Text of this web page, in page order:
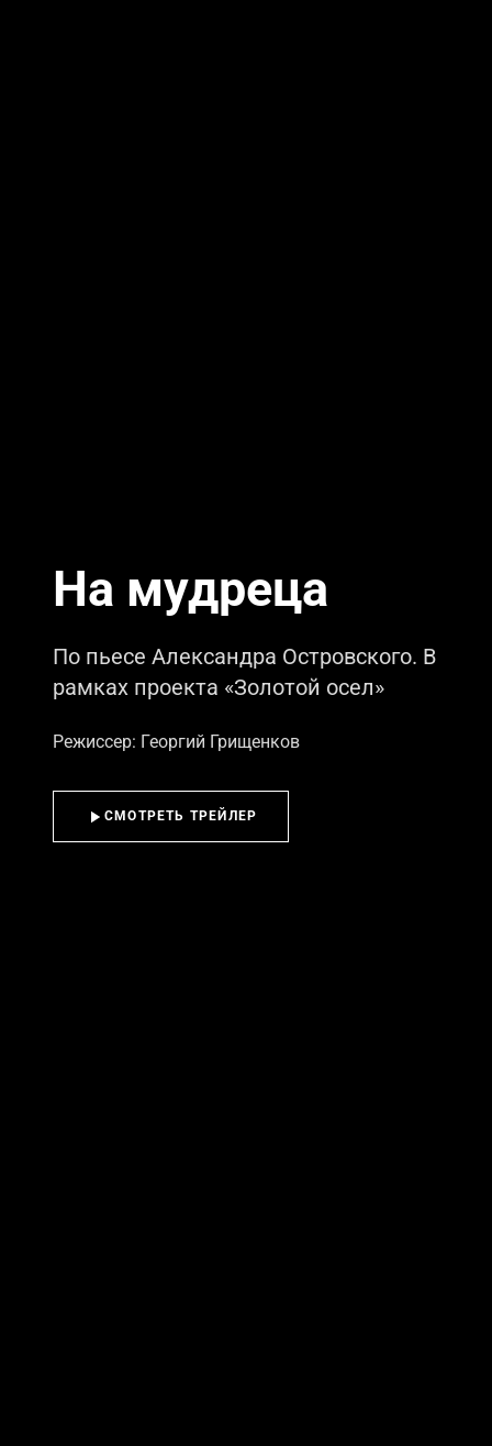
На мудреца
По пьесе Александра Островского. В
рамках проекта «Золотой осел»
Режиссер: Георгий Грищенков
СМОТРЕТЬ ТРЕЙЛЕР